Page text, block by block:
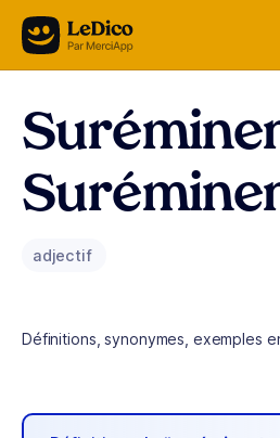
Aller au contenu
adjectif
Définitions, synonymes, exemples